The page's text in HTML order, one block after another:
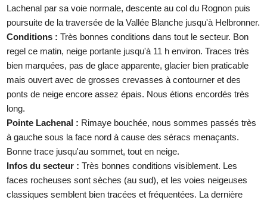
Lachenal par sa voie normale, descente au col du Rognon puis
poursuite de la traversée de la Vallée Blanche jusqu'à Helbronner.
Conditions : Très bonnes conditions dans tout le secteur. Bon
regel ce matin, neige portante jusqu'à 11 h environ. Traces très
bien marquées, pas de glace apparente, glacier bien praticable
mais ouvert avec de grosses crevasses à contourner et des
ponts de neige encore assez épais. Nous étions encordés très
long.
Pointe Lachenal : Rimaye bouchée, nous sommes passés très
à gauche sous la face nord à cause des séracs menaçants.
Bonne trace jusqu'au sommet, tout en neige.
Infos du secteur : Très bonnes conditions visiblement. Les
faces rocheuses sont sèches (au sud), et les voies neigeuses
classiques semblent bien tracées et fréquentées. La dernière